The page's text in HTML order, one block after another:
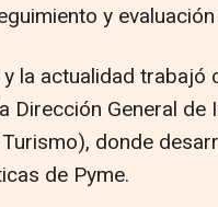
y
la actualidad
Dirección General
donde
de Pyme.